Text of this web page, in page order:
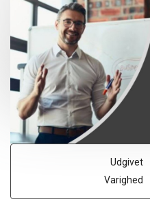
Udgivet
Varighed